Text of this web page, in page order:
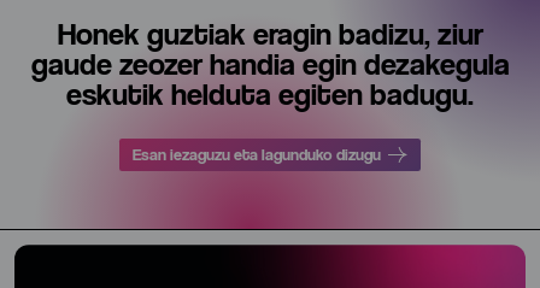
Honek guztiak eragin badizu, ziur
gaude zeozer handia egin dezakegula
eskutik helduta egiten badugu.
Esan iezaguzu eta lagunduko dizugu